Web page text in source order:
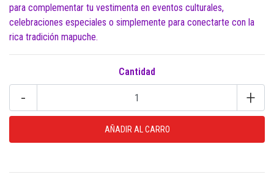
para complementar tu vestimenta en eventos culturales,
celebraciones especiales o simplemente para conectarte con la
rica tradición mapuche.
Cantidad
- +